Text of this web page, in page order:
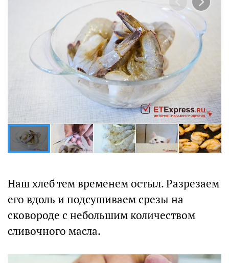
Наш хлеб тем временем остыл. Разрезаем
его вдоль и подсушиваем срезы на
сковороде с небольшим количеством
сливочного масла.